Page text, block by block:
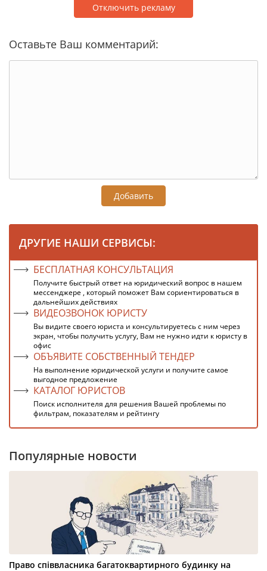
Отключить рекламу
Оставьте Ваш комментарий:
Добавить
ДРУГИЕ НАШИ СЕРВИСЫ:
БЕСПЛАТНАЯ КОНСУЛЬТАЦИЯ
Получите быстрый ответ на юридический вопрос в нашем
мессенджере , который поможет Вам сориентироваться в
дальнейших действиях
ВИДЕОЗВОНОК ЮРИСТУ
Вы видите своего юриста и консультируетесь с ним через
экран, чтобы получить услугу, Вам не нужно идти к юристу в
офис
ОБЪЯВИТЕ СОБСТВЕННЫЙ ТЕНДЕР
На выполнение юридической услуги и получите самое
выгодное предложение
КАТАЛОГ ЮРИСТОВ
Поиск исполнителя для решения Вашей проблемы по
фильтрам, показателям и рейтингу
Популярные новости
Право співвласника багатоквартирного будинку на